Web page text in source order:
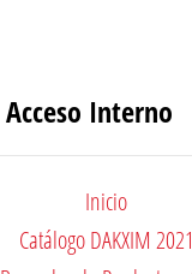
Acceso Interno
Inicio
Catálogo DAKXIM 2021